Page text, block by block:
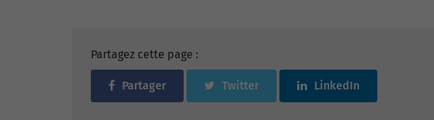
Partagez cette page :
Partager Twitter LinkedIn